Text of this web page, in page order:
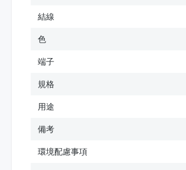
結線
色
端子
規格
用途
備考
環境配慮事項